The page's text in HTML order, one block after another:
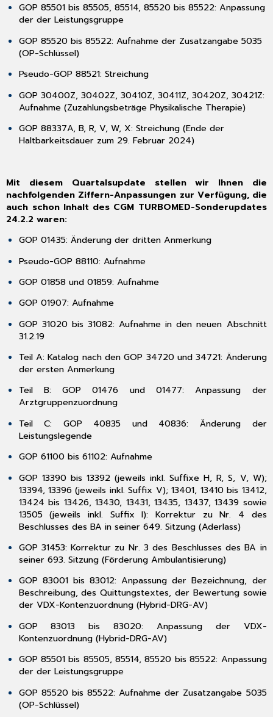
Ziffern]
zu
den
OP-
Schlüsseln
3.8
[Praxisfremde
Vertretung]
3.9
Optimierung
3.10
Verordnung
außerklinischer
Intensivpflege
Muster
3.11
Insulinplan
Abrechnung
Tag
der
Entbindung]
bei
Nachzüglerfall
3.13
Suchlauf
IVD-
Behandlungstage]
3.14
Regelwerk
–
Altersbedingung
im
Bezugszeitraum
3.15
LDT-
Übernahme
FK
3321
Monaten)
4
Neues
aus
der
CGM-
GOP 85501 bis 85505, 85514, 85520 bis 85522: Anpassung
der der Leistungsgruppe
GOP 85520 bis 85522: Aufnahme der Zusatzangabe 5035
(OP-Schlüssel)
Pseudo-GOP 88521: Streichung
GOP 30400Z, 30402Z, 30410Z, 30411Z, 30420Z, 30421Z:
Aufnahme (Zuzahlungsbeträge Physikalische Therapie)
GOP 88337A, B, R, V, W, X: Streichung (Ende der
Haltbarkeitsdauer zum 29. Februar 2024)
Mit diesem Quartalsupdate stellen wir Ihnen die
nachfolgenden Ziffern-Anpassungen zur Verfügung, die
auch schon Inhalt des CGM TURBOMED-Sonderupdates
24.2.2 waren:
GOP 01435: Änderung der dritten Anmerkung
Pseudo-GOP 88110: Aufnahme
GOP 01858 und 01859: Aufnahme
GOP 01907: Aufnahme
GOP 31020 bis 31082: Aufnahme in den neuen Abschnitt
31.2.19
Teil A: Katalog nach den GOP 34720 und 34721: Änderung
der ersten Anmerkung
Teil B: GOP 01476 und 01477: Anpassung der
Arztgruppenzuordnung
Teil C: GOP 40835 und 40836: Änderung der
Leistungslegende
GOP 61100 bis 61102: Aufnahme
GOP 13390 bis 13392 (jeweils inkl. Suffixe H, R, S, V, W);
13394, 13396 (jeweils inkl. Suffix V); 13401, 13410 bis 13412,
13424 bis 13426, 13430, 13431, 13435, 13437, 13439 sowie
13505 (jeweils inkl. Suffix I): Korrektur zu Nr. 4 des
Beschlusses des BA in seiner 649. Sitzung (Aderlass)
GOP 31453: Korrektur zu Nr. 3 des Beschlusses des BA in
seiner 693. Sitzung (Förderung Ambulantisierung)
GOP 83001 bis 83012: Anpassung der Bezeichnung, der
Beschreibung, des Quittungstextes, der Bewertung sowie
der VDX-Kontenzuordnung (Hybrid-DRG-AV)
GOP 83013 bis 83020: Anpassung der VDX-
Kontenzuordnung (Hybrid-DRG-AV)
GOP 85501 bis 85505, 85514, 85520 bis 85522: Anpassung
der der Leistungsgruppe
GOP 85520 bis 85522: Aufnahme der Zusatzangabe 5035
(OP-Schlüssel)